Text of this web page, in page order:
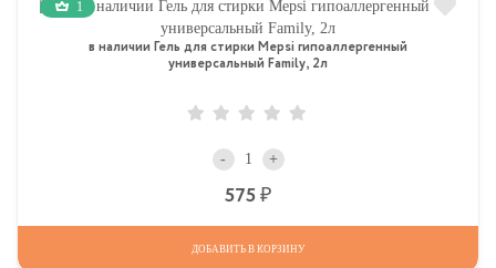
1
в наличии Гель для стирки Mepsi гипоаллергенный
универсальный Family, 2л
- +
575
ДОБАВИТЬ В КОРЗИНУ